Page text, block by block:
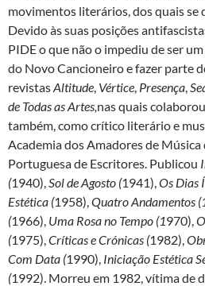
movimentos literários, dos quais se
Devido às suas posições
PIDE o que não o impediu de ser
do Novo Cancioneiro e fazer parte
revistasAltitude Vértice Presença
de Todas as Artes, nas quais
também, como crítico literário e
Academia dos Amadores de Música
Portuguesa de Escritores. Publicou
(1940), Sol de Agosto (1941), Os Dias
Estética (1958), Quatro Andamentos
(1966), Uma Rosa no Tempo (1970),
(1975), Críticas e Crónicas (1982),
Com Data (1990), Iniciação Estética
(1992). Morreu em 1982, vítima de